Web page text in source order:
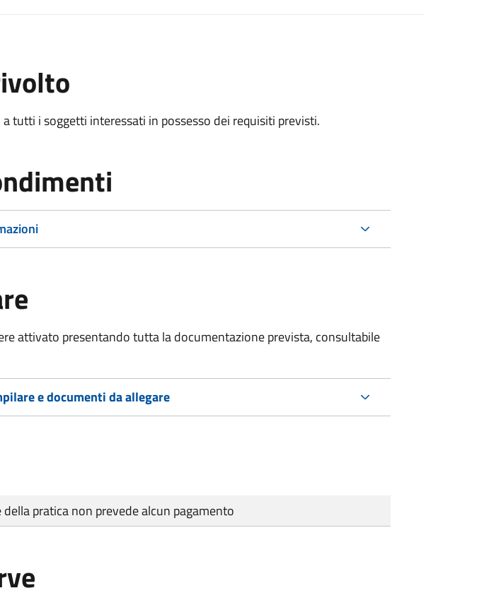
tutti i soggetti interessati in possesso dei requisiti previsti.
attivato presentando tutta la documentazione prevista, consultabile
e documenti da allegare
pratica non prevede alcun pagamento